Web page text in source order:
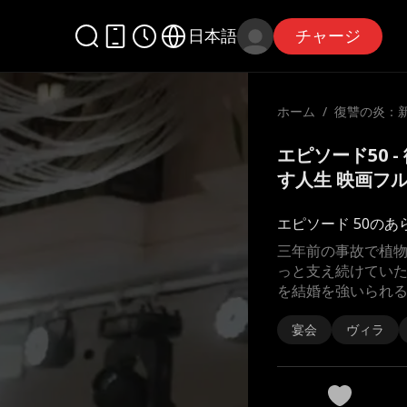
日本語 チャージ
ホーム / 復讐の炎：
エピソード50 -
す人生 映画フ
エピソード 50のあ
三年前の事故で植
っと支え続けてい
を結婚を強いられ
宴会 ヴィラ